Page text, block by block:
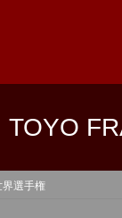
TOYO
界選手権